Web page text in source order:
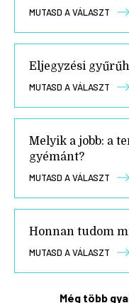
MUTASD A VÁLASZT
Eljegyzési
MUTASD A VÁLASZT
Melyik a jobb: a
gyémánt?
MUTASD A VÁLASZT
Honnan tudom
MUTASD A VÁLASZT
Még több